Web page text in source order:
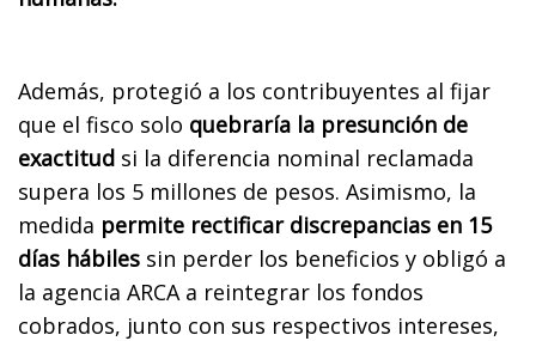
Además, protegió a los contribuyentes al fijar
que el fisco solo quebraría la presunción de
exactitud si la diferencia nominal reclamada
supera los 5 millones de pesos. Asimismo, la
medida permite rectificar discrepancias en 15
días hábiles sin perder los beneficios y obligó a
la agencia ARCA a reintegrar los fondos
cobrados, junto con sus respectivos intereses,